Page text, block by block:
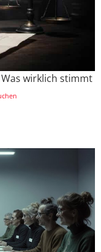
wirklich stimmt